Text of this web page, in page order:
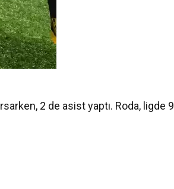
2 de asist yaptı. Roda, ligde 9